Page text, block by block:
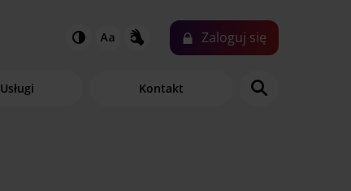
Zaloguj się
Usługi Kontakt